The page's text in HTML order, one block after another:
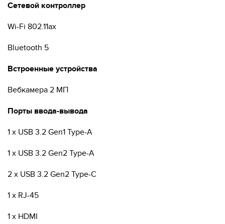
Сетевой контроллер
Wi-Fi 802.11ax
Bluetooth 5
Встроенные устройства
Вебкамера 2 МП
Порты ввода-вывода
1 x USB 3.2 Gen1 Type-A
1 x USB 3.2 Gen2 Type-A
2 x USB 3.2 Gen2 Type-C
1 x RJ-45
1 x HDMI